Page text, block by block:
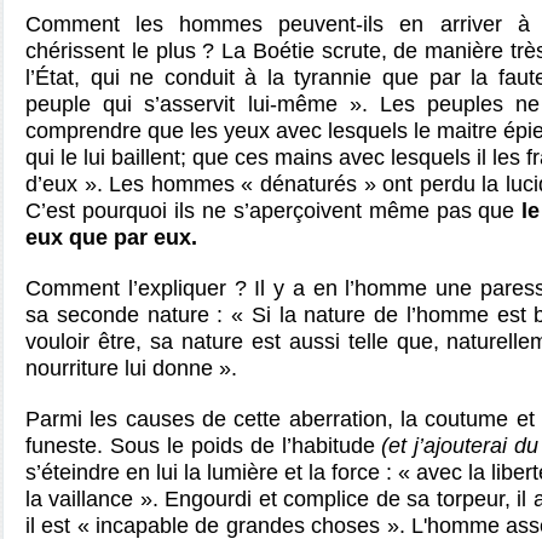
Comment les hommes peuvent-ils en arriver
chérissent le plus ? La Boétie scrute, de manière
l’État, qui ne conduit à la tyrannie que par la
peuple qui s’asservit lui-même ». Les peuples
comprendre que les yeux avec lesquels le maitre
qui le lui baillent; que ces mains avec lesquels il les
d’eux ». Les hommes « dénaturés » ont perdu la
C’est pourquoi ils ne s’aperçoivent même pas que
eux que par eux.
Comment l’expliquer ? Il y a en l’homme une
sa seconde nature : « Si la nature de l’homme est
vouloir être, sa nature est aussi telle que,
nourriture lui donne ».
Parmi les causes de cette aberration, la coutume et
funeste. Sous le poids de l’habitude(et j’ajouterai
s’éteindre en lui la lumière et la force : « avec la
la vaillance ». Engourdi et complice de sa torpeur,
il est « incapable de grandes choses ». L'homme